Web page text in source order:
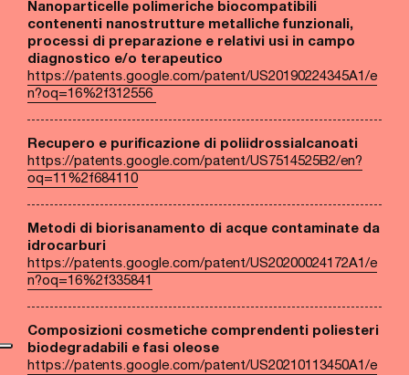
Nanoparticelle polimeriche biocompatibili
contenenti nanostrutture metalliche funzionali,
processi di preparazione e relativi usi in campo
diagnostico e/o terapeutico
https://patents.google.com/patent/US20190224345A1/e
n?oq=16%2f312556
Recupero e purificazione di poliidrossialcanoati
https://patents.google.com/patent/US7514525B2/en?
oq=11%2f684110
Metodi di biorisanamento di acque contaminate da
idrocarburi
https://patents.google.com/patent/US20200024172A1/e
n?oq=16%2f335841
Composizioni cosmetiche comprendenti poliesteri
biodegradabili e fasi oleose
https://patents.google.com/patent/US20210113450A1/e